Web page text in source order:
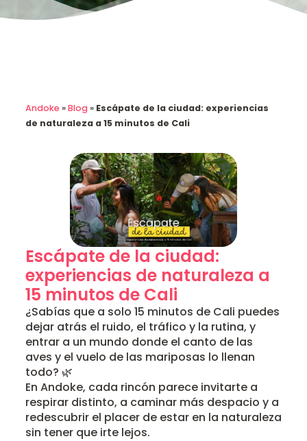
Andoke»Blog» Escápate de la ciudad: experiencias
de naturaleza a 15 minutos de Cali
Escápate de la ciudad:
experiencias de naturaleza a
15 minutos de Cali
¿Sabías que a solo 15 minutos de Cali puedes
dejar atrás el ruido, el tráfico y la rutina, y
entrar a un mundo donde el canto de las
aves y el vuelo de las mariposas lo llenan
todo? 🌿
En Andoke, cada rincón parece invitarte a
respirar distinto, a caminar más despacio y a
redescubrir el placer de estar en la naturaleza
sin tener que irte lejos.